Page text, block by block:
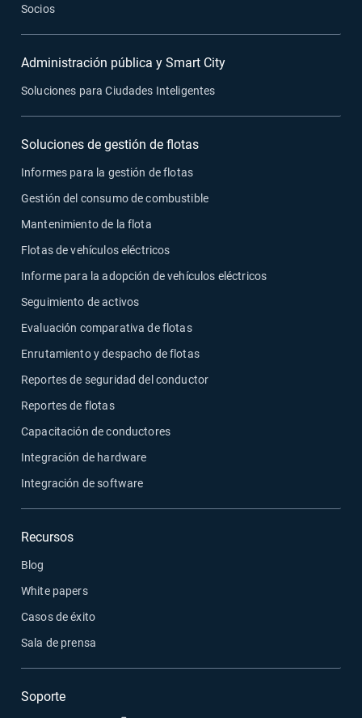
Socios
Administración pública y Smart City
Soluciones para Ciudades Inteligentes
Soluciones de gestión de flotas
Informes para la gestión de flotas
Gestión del consumo de combustible
Mantenimiento de la flota
Flotas de vehículos eléctricos
Informe para la adopción de vehículos eléctricos
Seguimiento de activos
Evaluación comparativa de flotas
Enrutamiento y despacho de flotas
Reportes de seguridad del conductor
Reportes de flotas
Capacitación de conductores
Integración de hardware
Integración de software
Recursos
Blog
White papers
Casos de éxito
Sala de prensa
Soporte